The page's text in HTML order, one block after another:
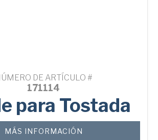
DE ARTÍCULO #
171114
para Tostada
MÁS INFORMACIÓN